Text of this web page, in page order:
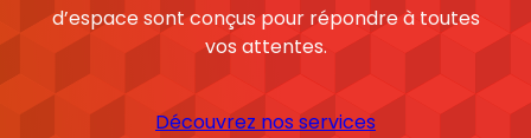
d’espace sont conçus pour répondre à toutes
vos attentes.
Découvrez nos services